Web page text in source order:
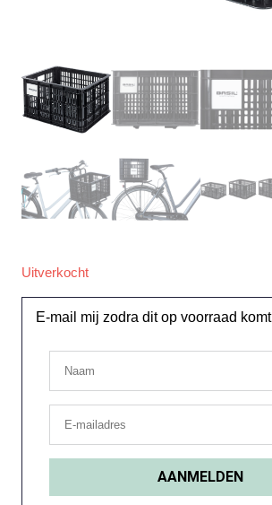
Uitverkocht
E-mail mij zodra dit op voorraad komt